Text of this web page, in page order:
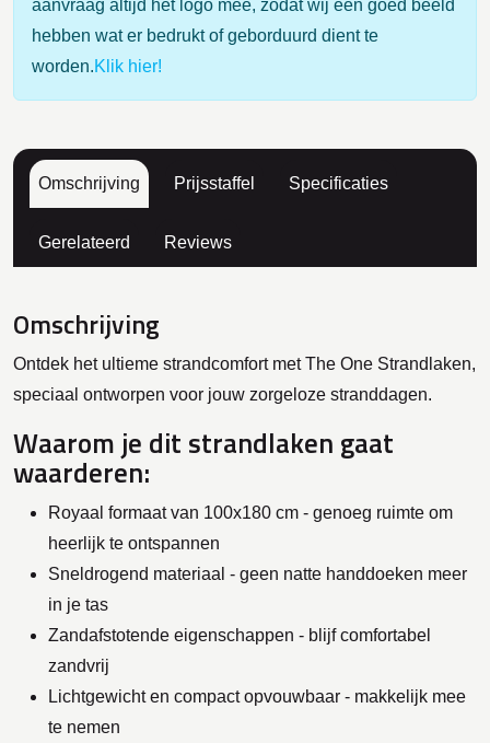
aanvraag altijd het logo mee, zodat wij een goed beeld
hebben wat er bedrukt of geborduurd dient te
worden.Klik hier!
Omschrijving Prijsstaffel Specificaties
Gerelateerd Reviews
Omschrijving
Ontdek het ultieme strandcomfort met The One Strandlaken,
speciaal ontworpen voor jouw zorgeloze stranddagen.
Waarom je dit strandlaken gaat
waarderen:
Royaal formaat van 100x180 cm - genoeg ruimte om
heerlijk te ontspannen
Sneldrogend materiaal - geen natte handdoeken meer
in je tas
Zandafstotende eigenschappen - blijf comfortabel
zandvrij
Lichtgewicht en compact opvouwbaar - makkelijk mee
te nemen